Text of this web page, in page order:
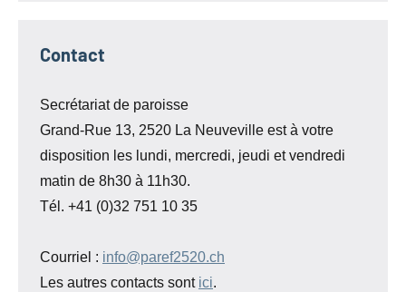
Contact
Secrétariat de paroisse
Grand-Rue 13, 2520 La Neuveville est à votre
disposition les lundi, mercredi, jeudi et vendredi
matin de 8h30 à 11h30.
Tél. +41 (0)32 751 10 35
Courriel : info@paref2520.ch
Les autres contacts sont ici.